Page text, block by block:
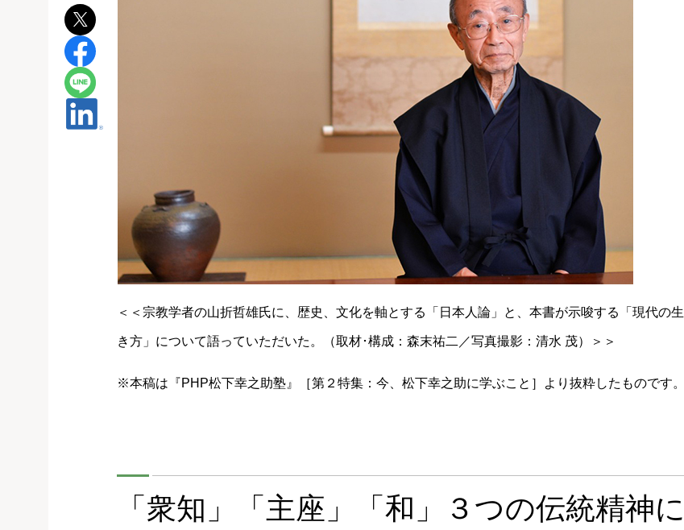
＜＜宗教学者の山折哲雄氏に、歴史、文化を軸とする「日本人論」と、本書が示唆する「現代の生
き方」について語っていただいた。（取材･構成：森末祐二／写真撮影：清水 茂）＞＞
※本稿は『PHP松下幸之助塾』［第２特集：今、松下幸之助に学ぶこと］より抜粋したものです。
「衆知」「​主座」「和」３つの伝統精神に